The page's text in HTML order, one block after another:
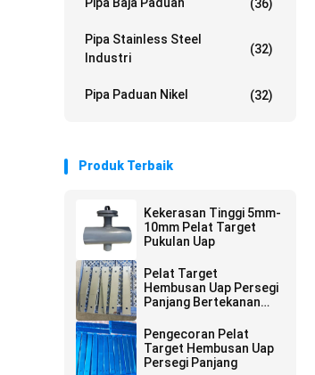
(36)
Pipa Stainless Steel
Industri
(32)
Pipa Paduan Nikel (32)
Produk Terbaik
Kekerasan Tinggi 5mm-
10mm Pelat Target
Pukulan Uap
Pelat Target
Hembusan Uap Persegi
Panjang Bertekanan
Pengecoran Pelat
Target Hembusan Uap
Persegi Panjang